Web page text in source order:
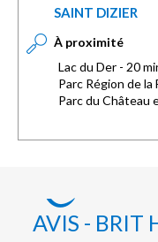
SAINT DIZIER
À proximité
Lac du Der - 20
Parc Région de
Parc du Château
AVIS - BRIT